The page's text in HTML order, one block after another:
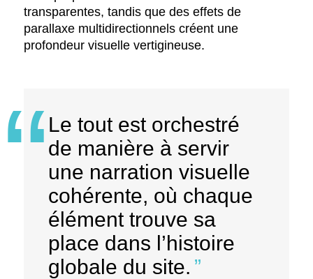
transparentes, tandis que des effets de
parallaxe multidirectionnels créent une
profondeur visuelle vertigineuse.
Le tout est orchestré
de manière à servir
une narration visuelle
cohérente, où chaque
élément trouve sa
place dans l’histoire
globale du site.